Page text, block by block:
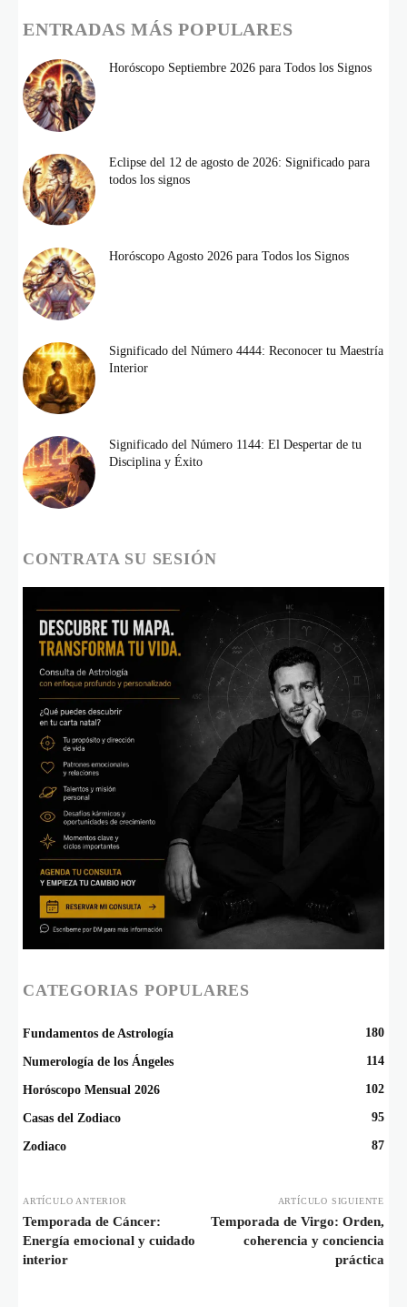
ENTRADAS MÁS POPULARES
Horóscopo Septiembre 2026 para Todos los Signos
Eclipse del 12 de agosto de 2026: Significado para
todos los signos
Horóscopo Agosto 2026 para Todos los Signos
Significado del Número 4444: Reconocer tu Maestría
Interior
Significado del Número 1144: El Despertar de tu
Disciplina y Éxito
CONTRATA SU SESIÓN
CATEGORIAS POPULARES
Fundamentos de Astrología 180
Numerología de los Ángeles 114
Horóscopo Mensual 2026 102
Casas del Zodiaco 95
Zodiaco 87
ARTÍCULO ANTERIOR
Temporada de Cáncer:
Energía emocional y cuidado
interior
ARTÍCULO SIGUIENTE
Temporada de Virgo: Orden,
coherencia y conciencia
práctica